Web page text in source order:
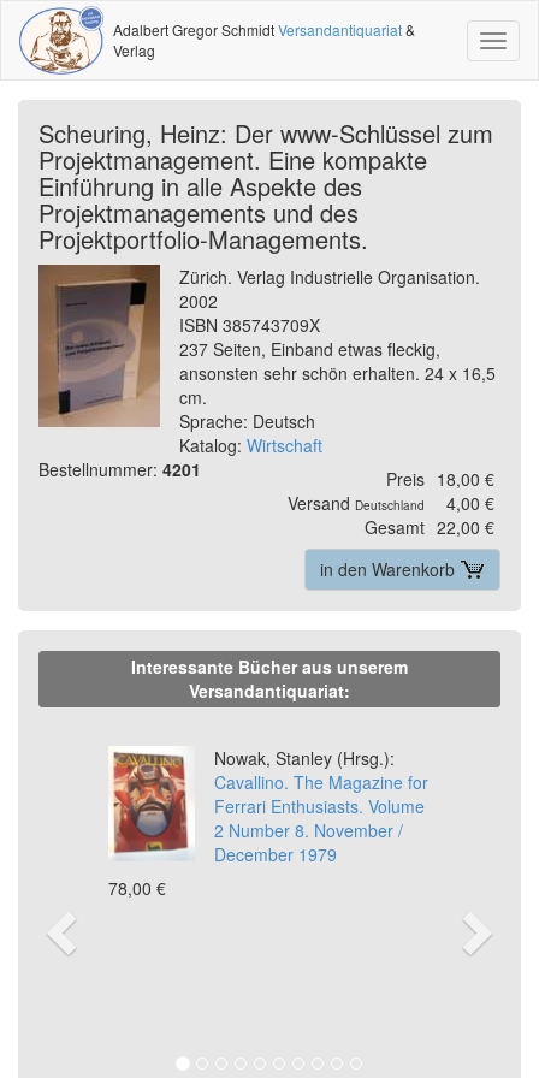
Adalbert Gregor SchmidtVersandantiquariat&
Verlag
Scheuring, Heinz: Der www-Schlüssel zum
Projektmanagement. Eine kompakte
Einführung in alle Aspekte des
Projektmanagements und des
Projektportfolio-Managements.
Zürich. Verlag Industrielle Organisation.
2002
ISBN 385743709X
237 Seiten, Einband etwas fleckig,
ansonsten sehr schön erhalten. 24 x 16,5
cm.
Sprache: Deutsch
Katalog: Wirtschaft
Bestellnummer: 4201 Preis 18,00 €
Versand Deutschland
4,00 €
Gesamt 22,00 €
in den Warenkorb
Interessante Bücher aus unserem
Versandantiquariat:
Nowak, Stanley (Hrsg.):
Cavallino. The Magazine for
Ferrari Enthusiasts. Volume
2 Number 8. November /
December 1979
78,00 €
Previous